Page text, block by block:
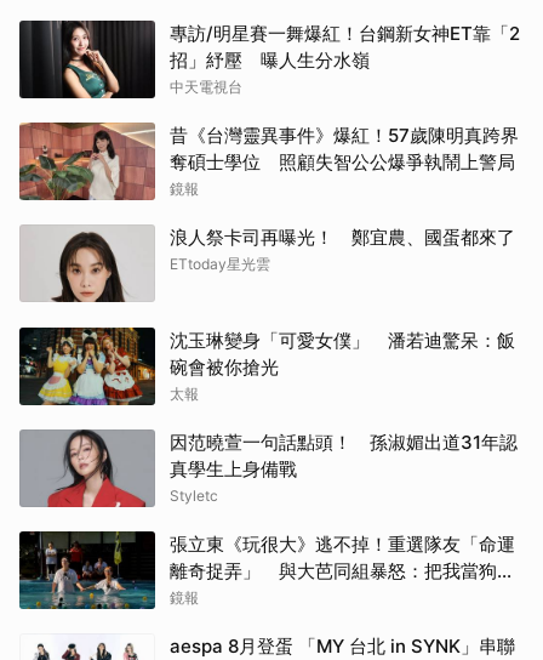
專訪/明星賽一舞爆紅！台鋼新女神ET靠「2
招」紓壓 曝人生分水嶺
中天電視台
昔《台灣靈異事件》爆紅！57歲陳明真跨界
奪碩士學位 照顧失智公公爆爭執鬧上警局
鏡報
浪人祭卡司再曝光！ 鄭宜農、國蛋都來了
ETtoday星光雲
沈玉琳變身「可愛女僕」 潘若迪驚呆：飯
碗會被你搶光
太報
因范曉萱一句話點頭！ 孫淑媚出道31年認
真學生上身備戰
Styletc
張立東《玩很大》逃不掉！重選隊友「命運
離奇捉弄」 與大芭同組暴怒：把我當狗使
喚嗎
鏡報
aespa 8月登蛋 「MY 台北 in SYNK」串聯